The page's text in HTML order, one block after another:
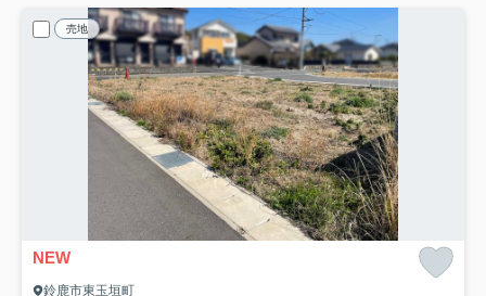
売地
NEW
鈴鹿市東玉垣町